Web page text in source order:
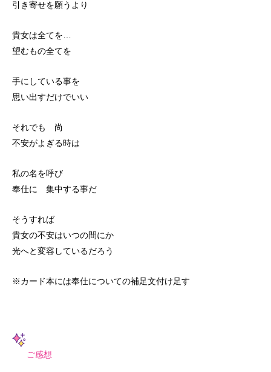
引き寄せを願うより
貴女は全てを…
望むもの全てを
手にしている事を
思い出すだけでいい
それでも 尚
不安がよぎる時は
私の名を呼び
奉仕に 集中する事だ
そうすれば
貴女の不安はいつの間にか
光へと変容しているだろう
※カード本には奉仕についての補足文付け足す
ご感想